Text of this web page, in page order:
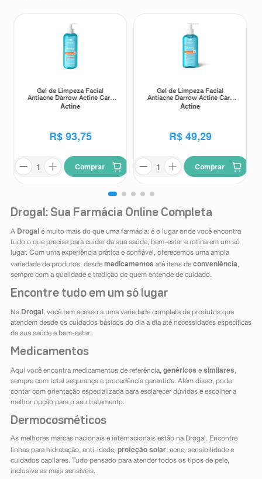
Gel de Limpeza Facial
Antiacne Darrow Actine Care
Alta Tolerância 400g
Actine
R$ 93,75
Comprar
Gel de Limpeza Facial
Antiacne Darrow Actine Care
Alta Tolerância 140g
Actine
R$ 49,29
Comprar
Drogal: Sua Farmácia Online Completa
A Drogal é muito mais do que uma farmácia: é o lugar onde você encontra
tudo o que precisa para cuidar da sua saúde, bem-estar e rotina em um só
lugar. Com uma experiência prática e confiável, oferecemos uma ampla
variedade de produtos, desde medicamentos até itens de conveniência,
sempre com a qualidade e tradição de quem entende de cuidado.
Encontre tudo em um só lugar
Na Drogal, você tem acesso a uma variedade completa de produtos que
atendem desde os cuidados básicos do dia a dia até necessidades específicas
da sua saúde e bem-estar:
Medicamentos
Aqui você encontra medicamentos de referência, genéricos e similares,
sempre com total segurança e procedência garantida. Além disso, pode
contar com orientação especializada para esclarecer dúvidas e escolher a
melhor opção para o seu tratamento.
Dermocosméticos
As melhores marcas nacionais e internacionais estão na Drogal. Encontre
linhas para hidratação, anti-idade, proteção solar, acne, sensibilidade e
cuidados capilares. Tudo pensado para atender todos os tipos de pele,
inclusive as mais sensíveis.